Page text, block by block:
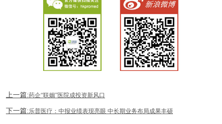
上一篇:药企“联姻”医院成投资新风口
下一篇:乐普医疗：中报业绩表现亮眼 中长期业务布局成果丰硕